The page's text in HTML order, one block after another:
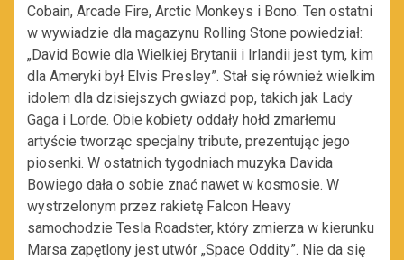
Cobain, Arcade Fire, Arctic Monkeys i Bono. Ten ostatni
w wywiadzie dla magazynu Rolling Stone powiedział:
„David Bowie dla Wielkiej Brytanii i Irlandii jest tym, kim
dla Ameryki był Elvis Presley”. Stał się również wielkim
idolem dla dzisiejszych gwiazd pop, takich jak Lady
Gaga i Lorde. Obie kobiety oddały hołd zmarłemu
artyście tworząc specjalny tribute, prezentując jego
piosenki. W ostatnich tygodniach muzyka Davida
Bowiego dała o sobie znać nawet w kosmosie. W
wystrzelonym przez rakietę Falcon Heavy
samochodzie Tesla Roadster, który zmierza w kierunku
Marsa zapętlony jest utwór „Space Oddity”. Nie da się